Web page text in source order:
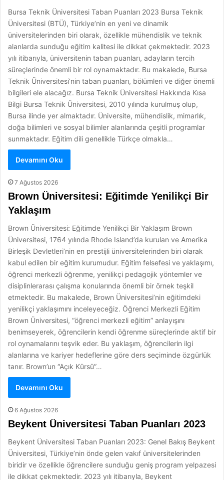
Bursa Teknik Üniversitesi Taban Puanları 2023 Bursa Teknik
Üniversitesi (BTÜ), Türkiye’nin en yeni ve dinamik
üniversitelerinden biri olarak, özellikle mühendislik ve teknik
alanlarda sunduğu eğitim kalitesi ile dikkat çekmektedir. 2023
yılı itibarıyla, üniversitenin taban puanları, adayların tercih
süreçlerinde önemli bir rol oynamaktadır. Bu makalede, Bursa
Teknik Üniversitesi’nin taban puanları, bölümleri ve diğer önemli
bilgileri ele alacağız. Bursa Teknik Üniversitesi Hakkında Kısa
Bilgi Bursa Teknik Üniversitesi, 2010 yılında kurulmuş olup,
Bursa ilinde yer almaktadır. Üniversite, mühendislik, mimarlık,
doğa bilimleri ve sosyal bilimler alanlarında çeşitli programlar
sunmaktadır. Eğitim dili genellikle Türkçe olmakla…
Devamını Oku
7 Ağustos 2026
Brown Üniversitesi: Eğitimde Yenilikçi Bir
Yaklaşım
Brown Üniversitesi: Eğitimde Yenilikçi Bir Yaklaşım Brown
Üniversitesi, 1764 yılında Rhode Island’da kurulan ve Amerika
Birleşik Devletleri’nin en prestijli üniversitelerinden biri olarak
kabul edilen bir eğitim kurumudur. Eğitim felsefesi ve yaklaşımı,
öğrenci merkezli öğrenme, yenilikçi pedagojik yöntemler ve
disiplinlerarası çalışma konularında önemli bir örnek teşkil
etmektedir. Bu makalede, Brown Üniversitesi’nin eğitimdeki
yenilikçi yaklaşımını inceleyeceğiz. Öğrenci Merkezli Eğitim
Brown Üniversitesi, “öğrenci merkezli eğitim” anlayışını
benimseyerek, öğrencilerin kendi öğrenme süreçlerinde aktif bir
rol oynamalarını teşvik eder. Bu yaklaşım, öğrencilerin ilgi
alanlarına ve kariyer hedeflerine göre ders seçiminde özgürlük
tanır. Brown’un “Açık Kürsü”…
Devamını Oku
6 Ağustos 2026
Beykent Üniversitesi Taban Puanları 2023
Beykent Üniversitesi Taban Puanları 2023: Genel Bakış Beykent
Üniversitesi, Türkiye’nin önde gelen vakıf üniversitelerinden
biridir ve özellikle öğrencilere sunduğu geniş program yelpazesi
ile dikkat çekmektedir. 2023 yılı itibarıyla, Beykent